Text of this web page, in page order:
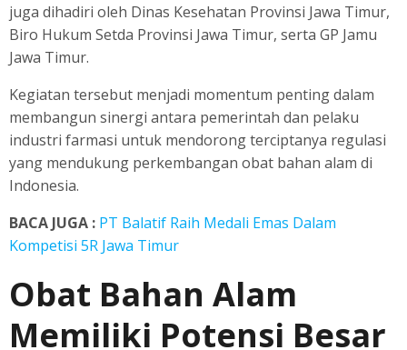
juga dihadiri oleh Dinas Kesehatan Provinsi Jawa Timur,
Biro Hukum Setda Provinsi Jawa Timur, serta GP Jamu
Jawa Timur.
Kegiatan tersebut menjadi momentum penting dalam
membangun sinergi antara pemerintah dan pelaku
industri farmasi untuk mendorong terciptanya regulasi
yang mendukung perkembangan obat bahan alam di
Indonesia.
BACA JUGA : PT Balatif Raih Medali Emas Dalam
Kompetisi 5R Jawa Timur
Obat Bahan Alam
Memiliki Potensi Besar